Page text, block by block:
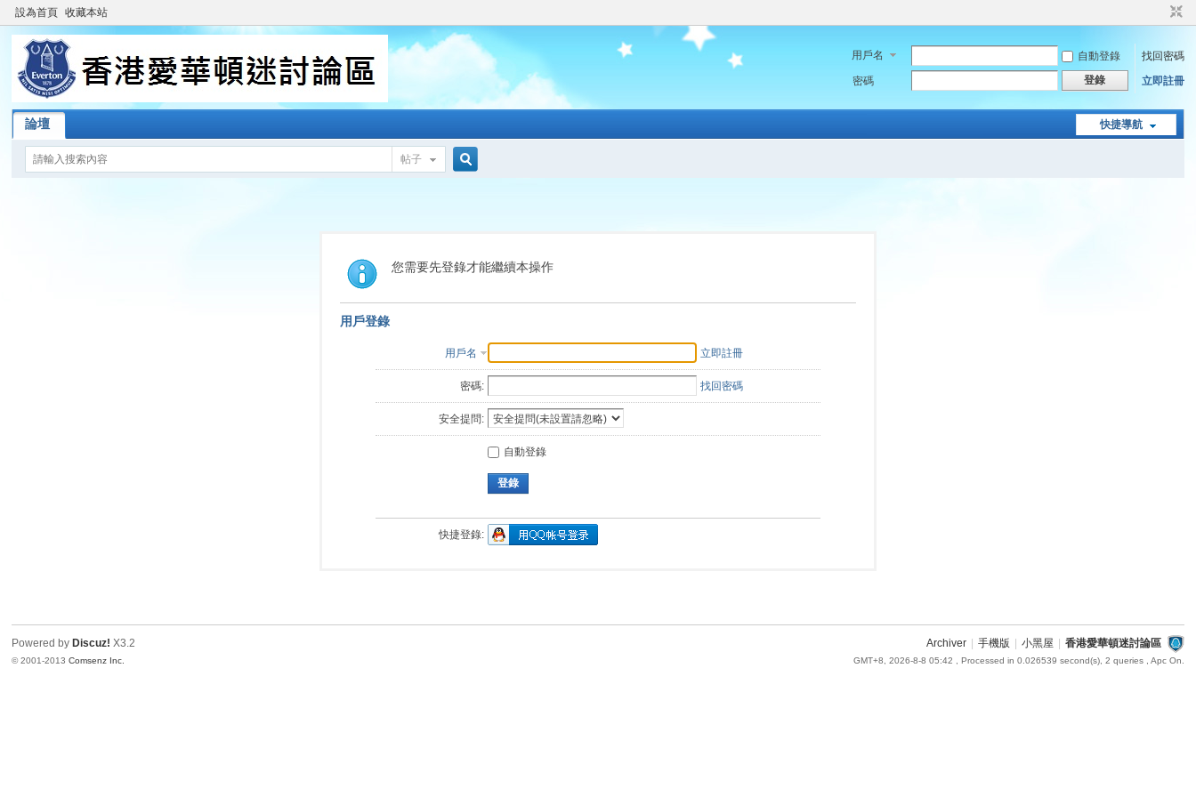
設為首頁 收藏本站
用戶名 自動登錄
找回密碼
密碼
登錄 立即註冊
快捷導航
論壇
帖子
索
您需要先登錄才能繼續本操作
用戶登錄
用戶名 立即註冊
密碼: 找回密碼
安全提問:
自動登錄
登錄
快捷登錄:
Archiver 手機版 小黑屋 香港愛華頓迷討論區
GMT+8, 2026-8-8 05:42 , Processed in 0.026539 second(s), 2 queries , Apc On.
Powered by Discuz! X3.2
© 2001-2013Comsenz Inc.